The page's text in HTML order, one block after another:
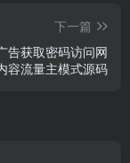
下一篇
告获取密码访问网
容流量主模式源码